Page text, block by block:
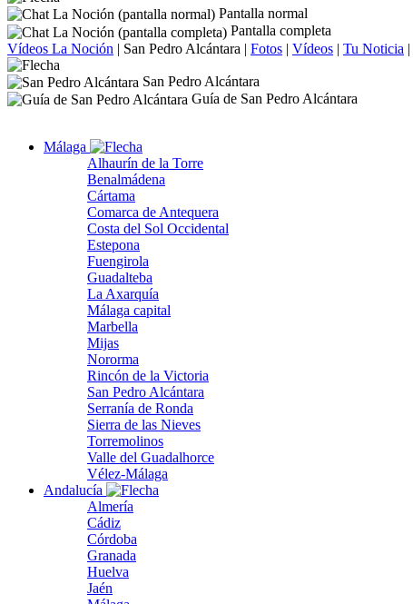
Pantalla normal
Pantalla completa
Vídeos La Noción | San Pedro Alcántara | Fotos | Vídeos | Tu Noticia |
San Pedro Alcántara
Guía de San Pedro Alcántara
Málaga
Alhaurín de la Torre
Benalmádena
Cártama
Comarca de Antequera
Costa del Sol Occidental
Estepona
Fuengirola
Guadalteba
La Axarquía
Málaga capital
Marbella
Mijas
Nororma
Rincón de la Victoria
San Pedro Alcántara
Serranía de Ronda
Sierra de las Nieves
Torremolinos
Valle del Guadalhorce
Vélez-Málaga
Andalucía
Almería
Cádiz
Córdoba
Granada
Huelva
Jaén